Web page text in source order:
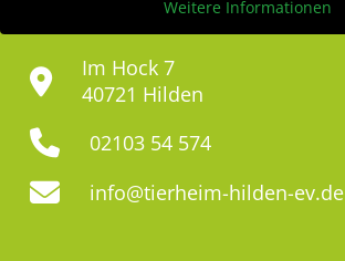
Weitere Informationen
Im Hock 7
40721 Hilden
02103 54 574
info@tierheim-hilden-ev.de